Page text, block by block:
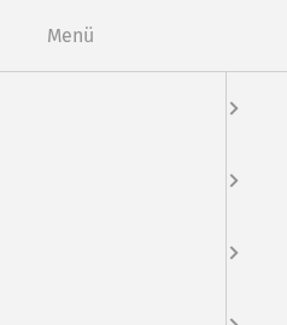
Menu
Menü